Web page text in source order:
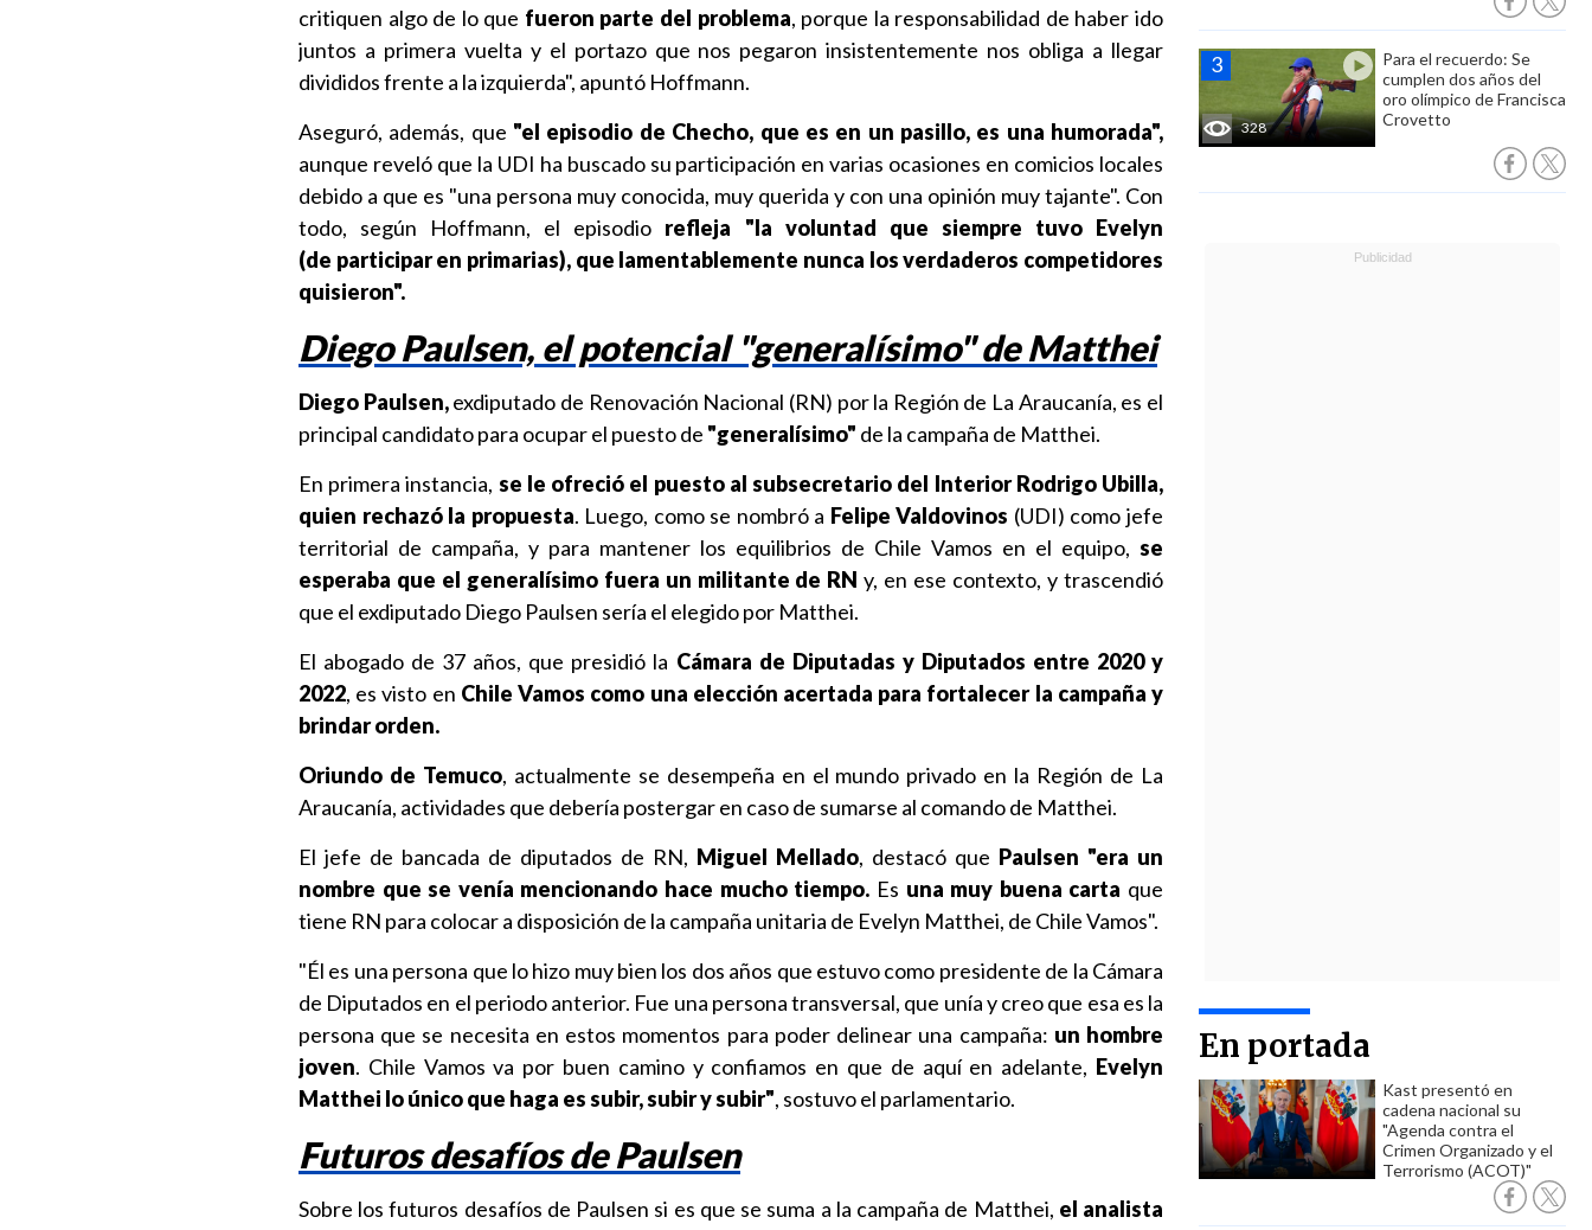
328
Para el recuerdo: Se
cumplen dos años del
oro olímpico de Francisca
Crovetto
En portada
Kast presentó en
cadena nacional su
"Agenda contra el
Crimen Organizado y el
Terrorismo (ACOT)"
critiquen algo de lo que fueron parte del problema, porque la responsabilidad de haber ido
juntos a primera vuelta y el portazo que nos pegaron insistentemente nos obliga a llegar
divididos frente a la izquierda", apuntó Hoffmann.
Aseguró, además, que "el episodio de Checho, que es en un pasillo, es una humorada",
aunque reveló que la UDI ha buscado su participación en varias ocasiones en comicios locales
debido a que es "una persona muy conocida, muy querida y con una opinión muy tajante". Con
todo, según Hoffmann, el episodio refleja "la voluntad que siempre tuvo Evelyn
(de participar en primarias), que lamentablemente nunca los verdaderos competidores
quisieron".
Diego Paulsen, el potencial "generalísimo" de Matthei
Diego Paulsen,exdiputado de Renovación Nacional (RN) por la Región de La Araucanía, es el
principal candidato para ocupar el puesto de "generalísimo" de la campaña de Matthei.
En primera instancia, se le ofreció el puesto al subsecretario del Interior Rodrigo Ubilla,
quien rechazó la propuesta. Luego, como se nombró a Felipe Valdovinos (UDI) como jefe
territorial de campaña, y para mantener los equilibrios de Chile Vamos en el equipo, se
esperaba que el generalísimo fuera un militante de RNy, en ese contexto, y trascendió
que el exdiputado Diego Paulsen sería el elegido por Matthei.
El abogado de 37 años, que presidió la Cámara de Diputadas y Diputados entre 2020 y
2022, es visto en Chile Vamos como una elección acertada para fortalecer la campaña y
brindar orden.
Oriundo de Temuco, actualmente se desempeña en el mundo privado en la Región de La
Araucanía, actividades que debería postergar en caso de sumarse al comando de Matthei.
El jefe de bancada de diputados de RN, Miguel Mellado, destacó que Paulsen "era un
nombre que se venía mencionando hace mucho tiempo. Es una muy buena carta que
tiene RN para colocar a disposición de la campaña unitaria de Evelyn Matthei, de Chile Vamos".
"Él es una persona que lo hizo muy bien los dos años que estuvo como presidente de la Cámara
de Diputados en el periodo anterior. Fue una persona transversal, que unía y creo que esa es la
persona que se necesita en estos momentos para poder delinear una campaña: un hombre
joven. Chile Vamos va por buen camino y confiamos en que de aquí en adelante, Evelyn
Matthei lo único que haga es subir, subir y subir", sostuvo el parlamentario.
Futuros desafíos de Paulsen
Sobre los futuros desafíos de Paulsen si es que se suma a la campaña de Matthei, el analista